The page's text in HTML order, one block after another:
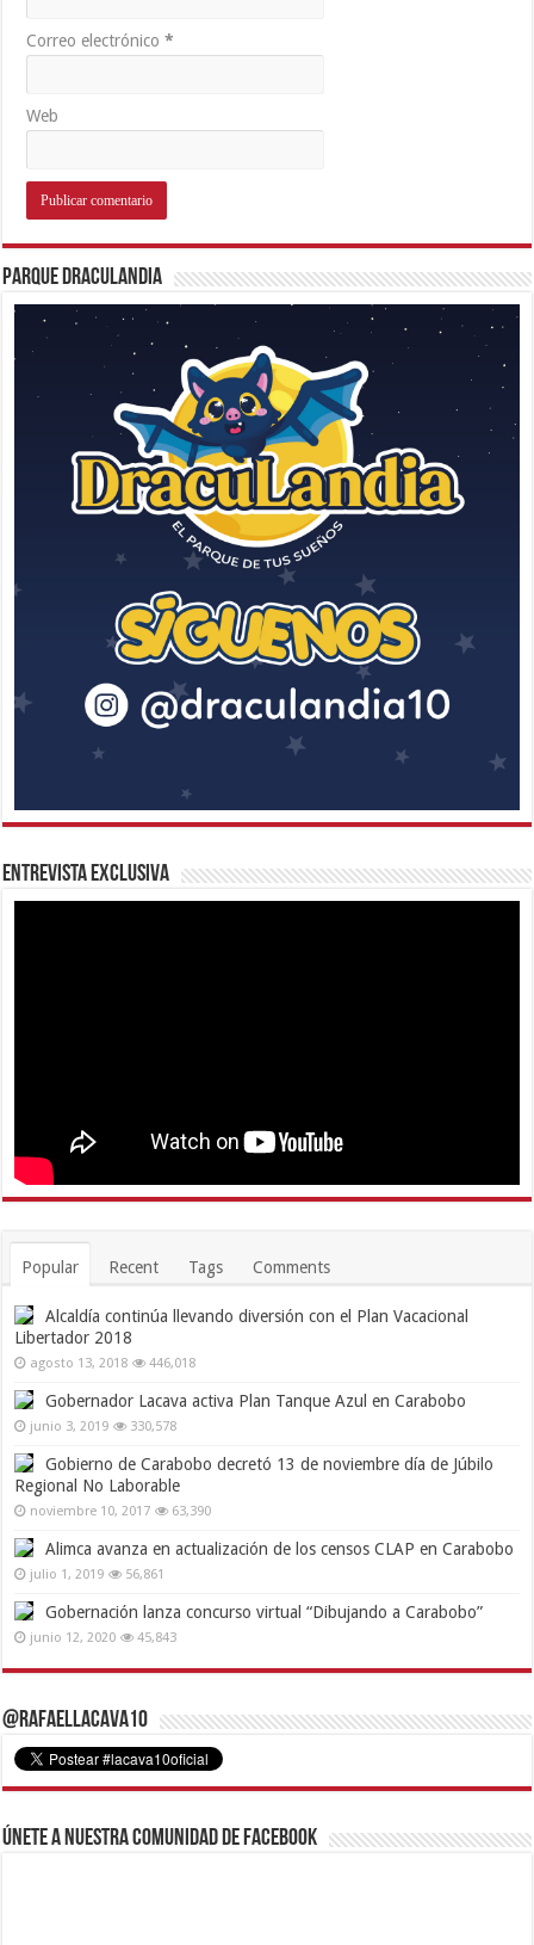
Correo electrónico*
Web
Parque Draculandia
Entrevista Exclusiva
Popular Recent Tags Comments
Alcaldía continúa llevando diversión con el Plan Vacacional
Libertador 2018
agosto 13, 2018 446,018
Gobernador Lacava activa Plan Tanque Azul en Carabobo
junio 3, 2019 330,578
Gobierno de Carabobo decretó 13 de noviembre día de Júbilo
Regional No Laborable
noviembre 10, 2017 63,390
Alimca avanza en actualización de los censos CLAP en Carabobo
julio 1, 2019 56,861
Gobernación lanza concurso virtual “Dibujando a Carabobo”
junio 12, 2020 45,843
@RafaelLacava10
Únete a nuestra comunidad de Facebook